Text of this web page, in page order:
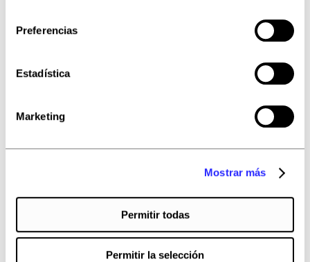
También puedes escogerlas y, por lo tanto, aceptar o
rechazar las que quieras con el botón “Permitir la
Preferencias
Estadística
Marketing
Mostrar más
Permitir todas
Permitir la selección